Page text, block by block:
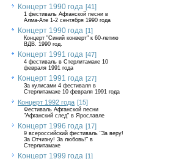
Концерт 1990 года [41]
1 фестиваль Афганской песни в
Алма-Ате 1-2 сентября 1990 года
Концерт 1990 года [1]
Концерт "Синий конверт" к 60-летию
ВДВ. 1990 год.
Концерт 1991 года [47]
4 фестиваль в Стерлитамаке 10
февраля 1991 года
Концерт 1991 года [27]
За кулисами 4 фестиваля в
Стерлитамаке 10 февраля 1991 года
Концерт 1992 года [15]
Фестиваль Афганской песни
"Афганский след" в Ярославле
Концерт 1996 года [17]
9 всероссийский фестиваль "За веру!
За Отчизну! За любовь!" в
Стерлитамаке
Концерт 1999 года [1]